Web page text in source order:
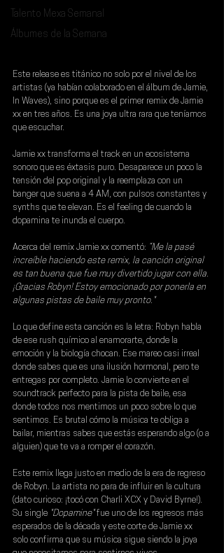
Talento Mexa Semanal
Álbumes de la Semana
Este release es titánico no solo por el nivel de los
artistas (ya habían colaborado en el álbum de Jamie,
In Waves), sino porque es el primer remix de Jamie
xx en tres años. Es una joya ultra rara que teníamos
que escuchar.
Jamie xx transforma el track en un ecosistema
sonoro que es éxtasis puro. Desaparece un poco la
tensión del pop original y la reemplaza con un
banger que suena a 4 AM, con pulsos constantes y
synths que te elevan. Es el feeling de cuando la
dopamina te inunda el cuerpo.
Acerca del remix Jamie xx comentó: “Me la pasé
increíble haciendo este remix, la canción original
es tan buena que fue muy divertido jugar con ella.
¡Gracias Robyn! Estoy emocionado por ponerla en
algunas pistas de baile muy pronto."
Lo que define esta canción es la letra: Robyn habla
de ese rush químico al enamorarte, donde la
emoción y la biología chocan. Ese mareo casi irreal
donde sabes que es una ilusión hormonal, pero te
entregas por completo. Jamie lo convierte en el
soundtrack perfecto para la pista de baile, esa
donde todos nos mentimos un poco sobre lo que
sentimos. Es brutal cómo la música te obliga a
bailar, mientras sabes que estás esperando algo (o a
alguien) que te va a romper el corazón.
Este remix llega justo en medio de la era de regreso
de Robyn. La artista no para de influir en la cultura
(dato curioso: ¡tocó con Charli XCX y David Byrne!).
Su single "Dopamine" fue uno de los regresos más
esperados de la década y este corte de Jamie xx
solo confirma que su música sigue siendo la joya